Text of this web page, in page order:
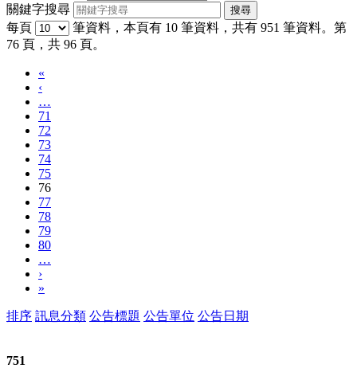
關鍵字搜尋
每頁
筆資料，本頁有 10 筆資料，共有 951 筆資料。第
76 頁，共 96 頁。
«
‹
…
71
72
73
74
75
76
77
78
79
80
…
›
»
排序 訊息分類 公告標題 公告單位 公告日期
751